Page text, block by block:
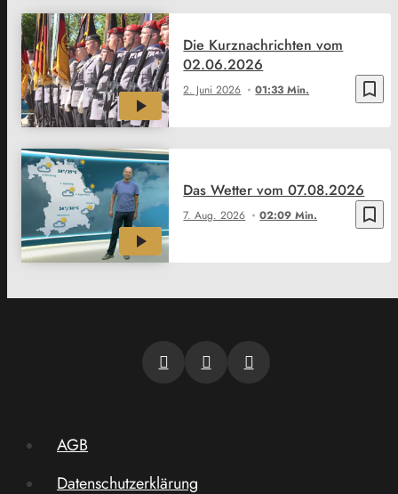
bookmark_border
2. Juni 2026 01:33 Min.
Die Kurznachrichten vom
02.06.2026
bookmark_border
7. Aug. 2026 02:09 Min.
Das Wetter vom 07.08.2026
AGB
Datenschutzerklärung